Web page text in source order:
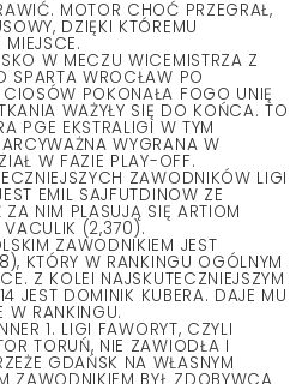
MOTOR CHOĆ PRZEGRAŁ,
DZIĘKI KTÓREMU
W MECZU WICEMISTRZA Z
SPARTA WROCŁAW PO
CIOSÓW POKONAŁA FOGO UNIĘ
WAŻYŁY SIĘ DO KOŃCA. TO
PGE EKSTRALIGI W TYM
WYGRANA W
W FAZIE PLAY-OFF.
ZAWODNIKÓW LIGI
EMIL SAJFUTDINOW ZE
NIM PLASUJĄ SIĘ ARTIOM
(2,370).
ZAWODNIKIEM JEST
KTÓRY W RANKINGU OGÓLNYM
Z KOLEI NAJSKUTECZNIEJSZYM
JEST DOMINIK KUBERA. DAJE MU
W RANKINGU.
1. LIGI FAWORYT, CZYLI
TORUŃ, NIE ZAWIODŁA I
GDAŃSK NA WŁASNYM